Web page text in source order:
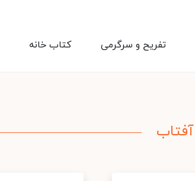
کتاب خانه تفریح و سرگرمی
آفتاب